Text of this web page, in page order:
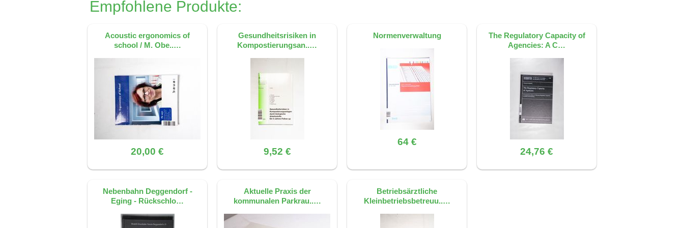
Dieses FAQ wurde mit KI erstellt, basierend auf der Quelle: S. 43, ISBN 9783865092250
Empfohlene Produkte:
Acoustic ergonomics of
school / M. Obe..…
20,00 €
Gesundheitsrisiken in
Kompostierungsan..…
9,52 €
Normenverwaltung
64 €
The Regulatory Capacity of
Agencies: A C…
24,76 €
Nebenbahn Deggendorf -
Eging - Rückschlo…
Aktuelle Praxis der
kommunalen Parkrau..…
Betriebsärztliche
Kleinbetriebsbetreuu..…